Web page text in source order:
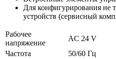
Для конфигурирования не
устройств (сервисный
Рабочее
напряжение
AC 24 V
Частота
50/60 Гц